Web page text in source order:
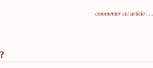
commenter cet article …